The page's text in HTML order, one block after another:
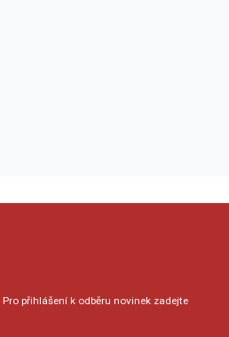
Pro přihlášení k odběru novinek zadejte